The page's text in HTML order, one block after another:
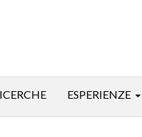
ESPERIENZE